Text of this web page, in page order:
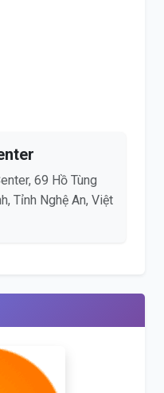
69 Hồ Tùng
Tỉnh Nghệ An, Việt